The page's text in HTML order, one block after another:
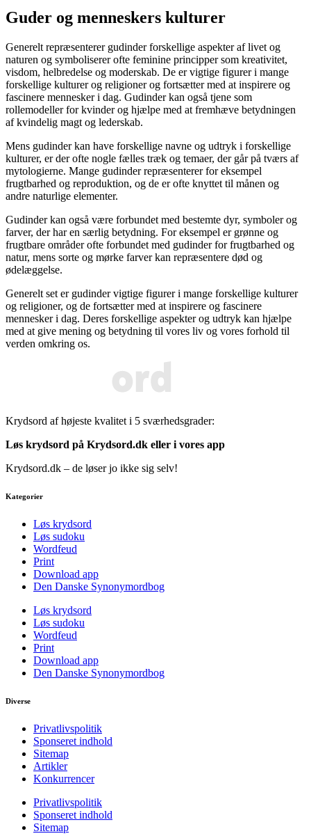
Guder og menneskers kulturer
Generelt repræsenterer gudinder forskellige aspekter af livet og
naturen og symboliserer ofte feminine principper som kreativitet,
visdom, helbredelse og moderskab. De er vigtige figurer i mange
forskellige kulturer og religioner og fortsætter med at inspirere og
fascinere mennesker i dag. Gudinder kan også tjene som
rollemodeller for kvinder og hjælpe med at fremhæve betydningen
af ​​kvindelig magt og lederskab.
Mens gudinder kan have forskellige navne og udtryk i forskellige
kulturer, er der ofte nogle fælles træk og temaer, der går på tværs af
mytologierne. Mange gudinder repræsenterer for eksempel
frugtbarhed og reproduktion, og de er ofte knyttet til månen og
andre naturlige elementer.
Gudinder kan også være forbundet med bestemte dyr, symboler og
farver, der har en særlig betydning. For eksempel er grønne og
frugtbare områder ofte forbundet med gudinder for frugtbarhed og
natur, mens sorte og mørke farver kan repræsentere død og
ødelæggelse.
Generelt set er gudinder vigtige figurer i mange forskellige kulturer
og religioner, og de fortsætter med at inspirere og fascinere
mennesker i dag. Deres forskellige aspekter og udtryk kan hjælpe
med at give mening og betydning til vores liv og vores forhold til
verden omkring os.
Krydsord af højeste kvalitet i 5 sværhedsgrader:
Løs krydsord på Krydsord.dk eller i vores app
Krydsord.dk – de løser jo ikke sig selv!
Kategorier
Løs krydsord
Løs sudoku
Wordfeud
Print
Download app
Den Danske Synonymordbog
Løs krydsord
Løs sudoku
Wordfeud
Print
Download app
Den Danske Synonymordbog
Diverse
Privatlivspolitik
Sponseret indhold
Sitemap
Artikler
Konkurrencer
Privatlivspolitik
Sponseret indhold
Sitemap